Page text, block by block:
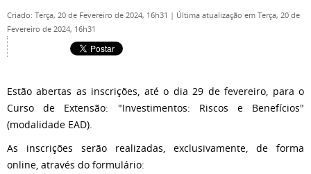
Criado: Terça, 20 de Fevereiro de 2024, 16h31 | Última atualização em Terça, 20 de
Fevereiro de 2024, 16h31
Estão abertas as inscrições, até o dia 29 de fevereiro, para o
Curso de Extensão: "Investimentos: Riscos e Benefícios"
(modalidade EAD).
As inscrições serão realizadas, exclusivamente, de forma
online, através do formulário: